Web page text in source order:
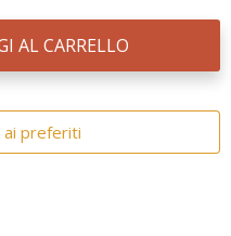
AL CARRELLO
ai preferiti